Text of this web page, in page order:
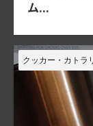
ム...
クッカー・カトラ